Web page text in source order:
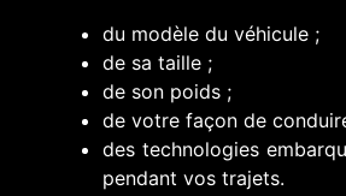
du modèle du véhicule ;
de sa taille ;
de son poids ;
de votre façon de
des technologies
pendant vos trajets.